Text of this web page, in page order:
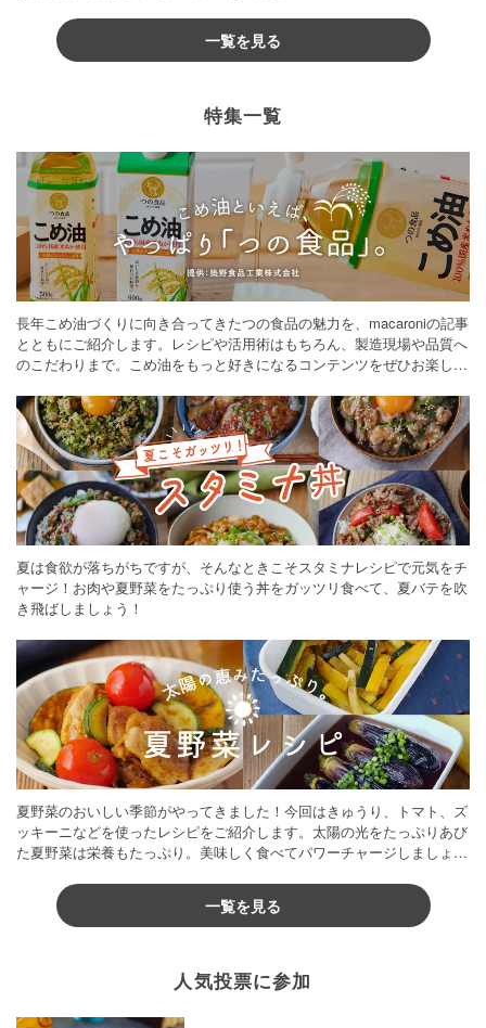
一覧を見る
特集一覧
長年こめ油づくりに向き合ってきたつの食品の魅力を、macaroniの記事
とともにご紹介します。レシピや活用術はもちろん、製造現場や品質へ
のこだわりまで。こめ油をもっと好きになるコンテンツをぜひお楽しみ
夏は食欲が落ちがちですが、そんなときこそスタミナレシピで元気をチ
ャージ！お肉や夏野菜をたっぷり使う丼をガッツリ食べて、夏バテを吹
き飛ばしましょう！
夏野菜のおいしい季節がやってきました！今回はきゅうり、トマト、ズ
ッキーニなどを使ったレシピをご紹介します。太陽の光をたっぷりあび
た夏野菜は栄養もたっぷり。美味しく食べてパワーチャージしましょう
一覧を見る
人気投票に参加